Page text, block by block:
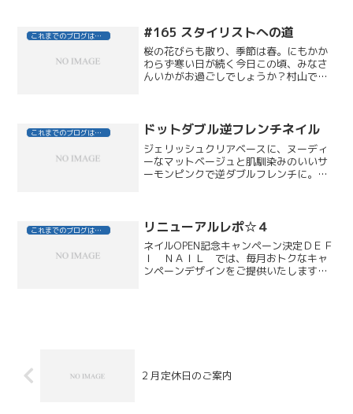
引き続きサッカーのことを...
これまでのブログはこちら #165 スタイリストへの道
桜の花びらも散り、季節は春。にもかか
わらず寒い日が続く今日この頃、みなさ
んいかがお過ごしでしょうか？村山でご
が２人。負けないようにぼ...
これまでのブログはこちら ドットダブル逆フレンチネイル
ジェリッシュクリアベースに、ヌーディ
ーなマットベージュと肌馴染みのいいサ
ーモンピンクで逆ダブルフレンチに。中
ドラメラインを。ポイント...
これまでのブログはこちら リニューアルレポ☆４
ネイルOPEN記念キャンペーン決定ＤＥＦ
Ｉ ＮＡＩＬ では、毎月おトクなキャ
ンペーンデザインをご提供いたします
２月定休日のご案内